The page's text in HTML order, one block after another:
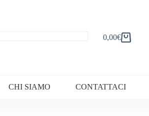
Carrello
0,00€
CHI SIAMO CONTATTACI